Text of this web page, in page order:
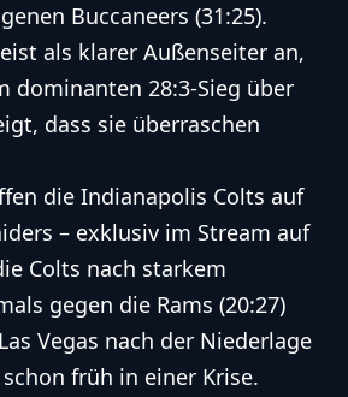
Buccaneers (31:25).
als klarer Außenseiter an,
dominanten 28:3-Sieg über
dass sie überraschen
die Indianapolis Colts auf
– exklusiv im Stream auf
Colts nach starkem
gegen die Rams (20:27)
Vegas nach der Niederlage
früh in einer Krise.